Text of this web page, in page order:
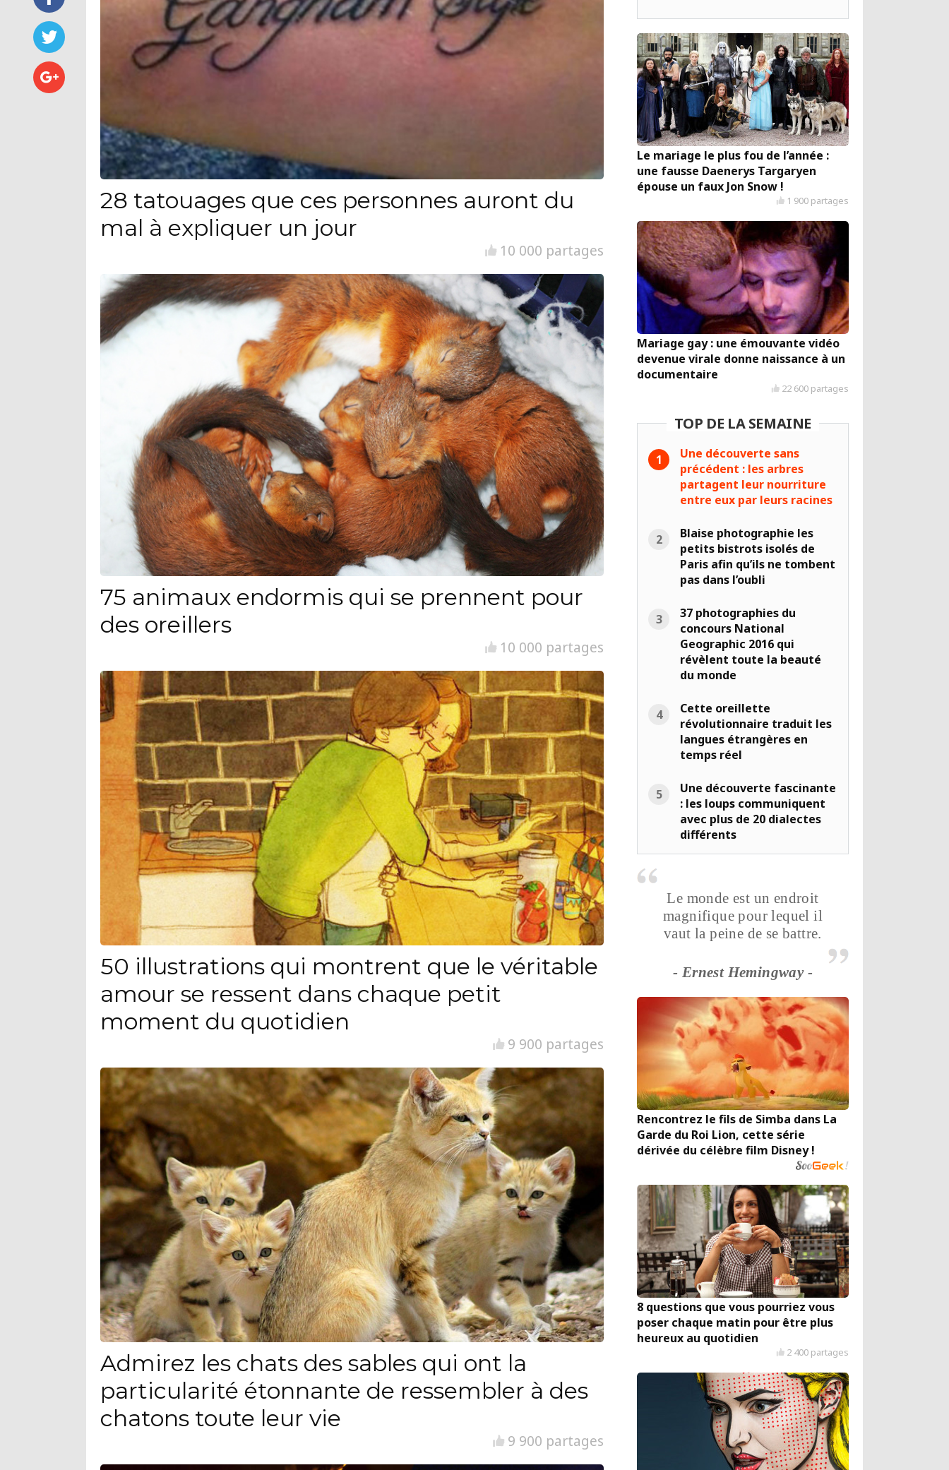
28 tatouages que ces personnes auront du
mal à expliquer un jour
10 000 partages
75 animaux endormis qui se prennent pour
des oreillers
10 000 partages
50 illustrations qui montrent que le véritable
amour se ressent dans chaque petit
moment du quotidien
9 900 partages
Admirez les chats des sables qui ont la
particularité étonnante de ressembler à des
chatons toute leur vie
9 900 partages
Le mariage le plus fou de l’année :
une fausse Daenerys Targaryen
épouse un faux Jon Snow !
1 900 partages
Mariage gay : une émouvante vidéo
devenue virale donne naissance à un
documentaire
22 600 partages
TOP DE LA SEMAINE
Une découverte sans
précédent : les arbres
partagent leur nourriture
entre eux par leurs racines
Blaise photographie les
petits bistrots isolés de
Paris afin qu’ils ne tombent
pas dans l’oubli
37 photographies du
concours National
Geographic 2016 qui
révèlent toute la beauté
du monde
Cette oreillette
révolutionnaire traduit les
langues étrangères en
temps réel
Une découverte fascinante
: les loups communiquent
avec plus de 20 dialectes
différents
Le monde est un endroit
magnifique pour lequel il
vaut la peine de se battre.
- Ernest Hemingway -
Rencontrez le fils de Simba dans La
Garde du Roi Lion, cette série
dérivée du célèbre film Disney !
8 questions que vous pourriez vous
poser chaque matin pour être plus
heureux au quotidien
2 400 partages